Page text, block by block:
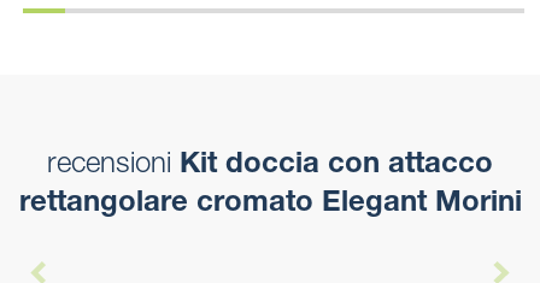
recensioni Kit doccia con attacco
rettangolare cromato Elegant Morini